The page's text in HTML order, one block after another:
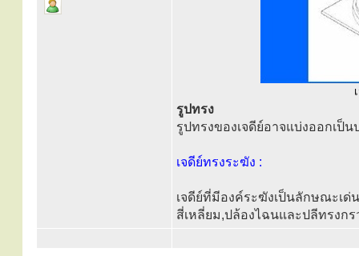
รูปทรง
รูปทรงของเจดีย์อาจแบ่งออกเป็น
เจดีย์ทรงระฆัง :
เจดีย์ที่มีองค์ระฆังเป็นลักษณะเด่
สี่เหลี่ยม,ปล้องไฉนและปลีทรงก